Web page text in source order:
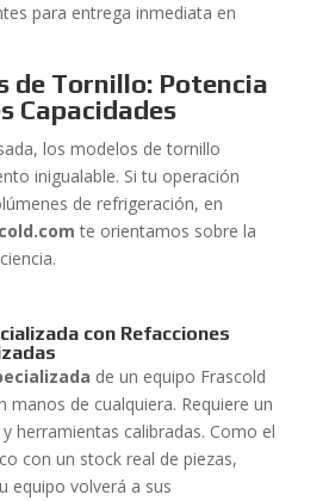
para entrega inmediata en
de Tornillo: Potencia
Capacidades
los modelos de tornillo
inigualable. Si tu operación
de refrigeración, en
te orientamos sobre la
con Refacciones
de un equipo Frascold
manos de cualquiera. Requiere un
herramientas calibradas. Como el
con un stock real de piezas,
equipo volverá a sus